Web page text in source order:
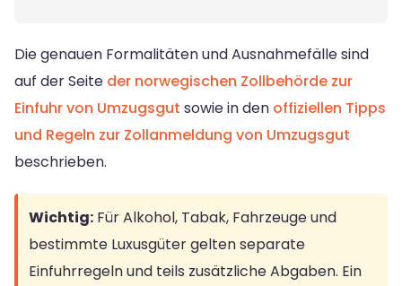
Die genauen Formalitäten und Ausnahmefälle sind
auf der Seite der norwegischen Zollbehörde zur
Einfuhr von Umzugsgut sowie in den offiziellen Tipps
und Regeln zur Zollanmeldung von Umzugsgut
beschrieben.
Wichtig: Für Alkohol, Tabak, Fahrzeuge und
bestimmte Luxusgüter gelten separate
Einfuhrregeln und teils zusätzliche Abgaben. Ein